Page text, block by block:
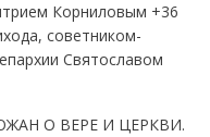
Корниловым +36
советником-
Святославом
О ВЕРЕ И ЦЕРКВИ.